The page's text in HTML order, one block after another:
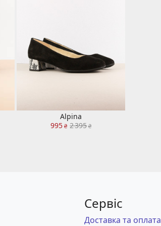
Alpina
995 ₴ 2 395₴
Сервіс
Доставка та оплата